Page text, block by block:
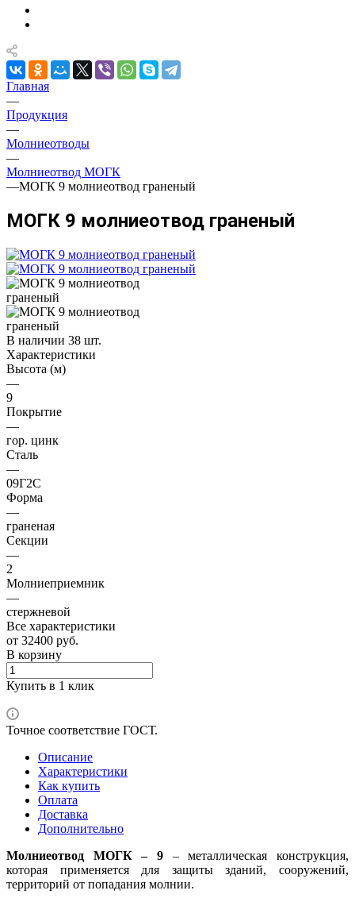
Главная
—
Продукция
—
Молниеотводы
—
Молниеотвод МОГК
—МОГК 9 молниеотвод граненый
МОГК 9 молниеотвод граненый
В наличии 38 шт.
Характеристики
Высота (м)
—
9
Покрытие
—
гор. цинк
Сталь
—
09Г2С
Форма
—
граненая
Секции
—
2
Молниеприемник
—
стержневой
Все характеристики
от 32400 руб.
В корзину
Купить в 1 клик
Точное соответствие ГОСТ.
Описание
Характеристики
Как купить
Оплата
Доставка
Дополнительно
Молниеотвод МОГК – 9 – металлическая конструкция,
которая применяется для защиты зданий, сооружений,
территорий от попадания молнии.